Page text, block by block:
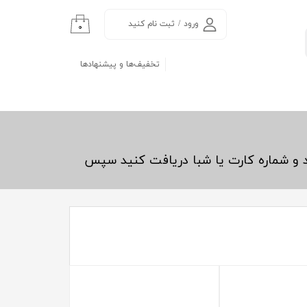
ورود / ثبت نام کنید
تغییر گذر واژه
۰
تخفیف‌ها و پیشنهادها
و شماره کارت یا شبا دریافت کنید سپس